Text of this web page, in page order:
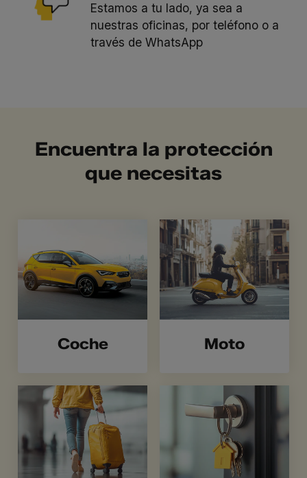
Estamos a tu lado, ya sea a
nuestras oficinas, por teléfono o a
través de WhatsApp
Encuentra la protección
que necesitas
Coche Moto